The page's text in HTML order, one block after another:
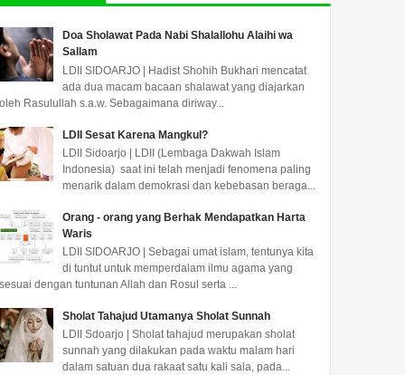
Doa Sholawat Pada Nabi Shalallohu Alaihi wa
Sallam
LDII SIDOARJO | Hadist Shohih Bukhari mencatat
ada dua macam bacaan shalawat yang diajarkan
oleh Rasulullah s.a.w. Sebagaimana diriway...
LDII Sesat Karena Mangkul?
LDII Sidoarjo | LDII (Lembaga Dakwah Islam
Indonesia) saat ini telah menjadi fenomena paling
menarik dalam demokrasi dan kebebasan beraga...
Orang - orang yang Berhak Mendapatkan Harta
Waris
LDII SIDOARJO | Sebagai umat islam, tentunya kita
di tuntut untuk memperdalam ilmu agama yang
sesuai dengan tuntunan Allah dan Rosul serta ...
Sholat Tahajud Utamanya Sholat Sunnah
LDII Sdoarjo | Sholat tahajud merupakan sholat
sunnah yang dilakukan pada waktu malam hari
dalam satuan dua rakaat satu kali sala, pada...